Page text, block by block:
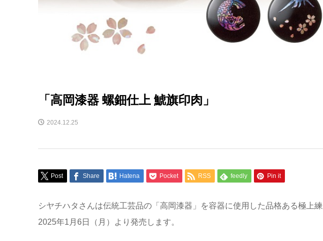
「高岡漆器 螺鈿仕上 鯱旗印肉」
2024.12.25
Post Share Hatena Pocket RSS feedly Pin it
シヤチハタさんは伝統工芸品の「高岡漆器」を容器に使用した品格ある極上
2025年1月6日（月）より発売します。